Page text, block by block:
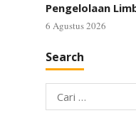
Pengelolaan
6 Agustus 2026
Search
Cari
untuk: